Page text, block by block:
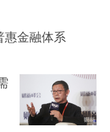
惠金融体系